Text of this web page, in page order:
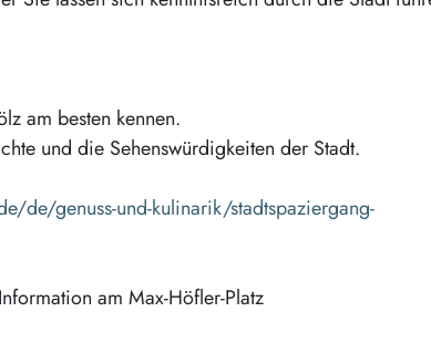
am besten kennen.
und die Sehenswürdigkeiten der Stadt.
de/genuss-und-kulinarik/stadtspaziergang-
am Max-Höfler-Platz